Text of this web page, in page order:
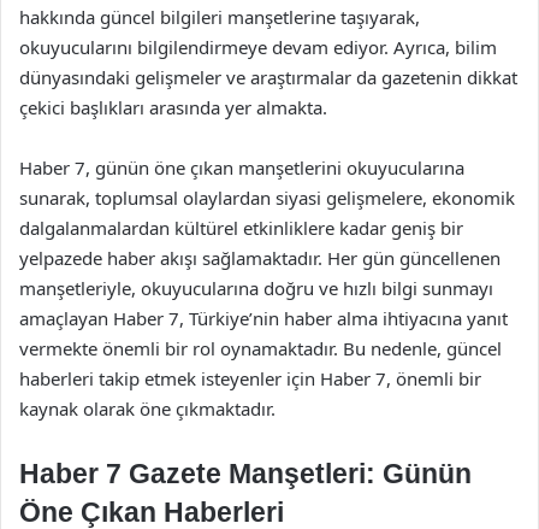
hakkında güncel bilgileri manşetlerine taşıyarak,
okuyucularını bilgilendirmeye devam ediyor. Ayrıca, bilim
dünyasındaki gelişmeler ve araştırmalar da gazetenin dikkat
çekici başlıkları arasında yer almakta.
Haber 7, günün öne çıkan manşetlerini okuyucularına
sunarak, toplumsal olaylardan siyasi gelişmelere, ekonomik
dalgalanmalardan kültürel etkinliklere kadar geniş bir
yelpazede haber akışı sağlamaktadır. Her gün güncellenen
manşetleriyle, okuyucularına doğru ve hızlı bilgi sunmayı
amaçlayan Haber 7, Türkiye’nin haber alma ihtiyacına yanıt
vermekte önemli bir rol oynamaktadır. Bu nedenle, güncel
haberleri takip etmek isteyenler için Haber 7, önemli bir
kaynak olarak öne çıkmaktadır.
Haber 7 Gazete Manşetleri: Günün
Öne Çıkan Haberleri